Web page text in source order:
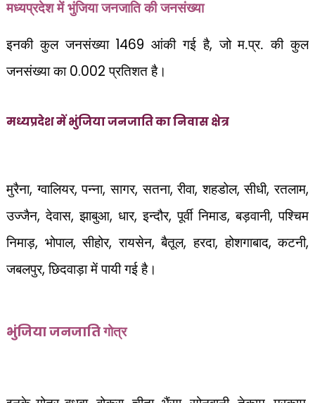
मध्यप्रदेश में भुंजिया जनजाति की जनसंख्या
इनकी कुल जनसंख्या 1469 आंकी गई है,जो म.प्र. की कुल
जनसंख्या का 0.002 प्रतिशत है।
मध्यप्रदेश में भुंजिया जनजाति का निवास क्षेत्र
मुरैना,ग्वालियर,पन्ना,सागर,सतना,रीवा,शहडोल,सीधी,रतलाम,
उज्जैन,देवास,झाबुआ, धार,इन्दौर,पूर्वी निमाड,बड़वानी,पश्चिम
निमाड़, भोपाल,सीहोर,रायसेन,बैतूल,हरदा,होशगाबाद,कटनी,
जबलपुर,छिदवाड़ा में पायी गई है।
भुंजिया जनजातिगोत्र